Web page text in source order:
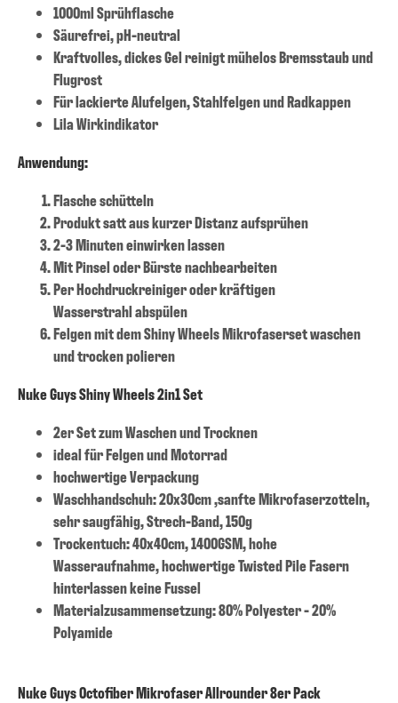
1000ml Sprühflasche
Säurefrei, pH-neutral
Kraftvolles, dickes Gel reinigt mühelos Bremsstaub und
Flugrost
Für lackierte Alufelgen, Stahlfelgen und Radkappen
Lila Wirkindikator
Anwendung:
Flasche schütteln
Produkt satt aus kurzer Distanz aufsprühen
2-3 Minuten einwirken lassen
Mit Pinsel oder Bürste nachbearbeiten
Per Hochdruckreiniger oder kräftigen
Wasserstrahl abspülen
Felgen mit dem Shiny Wheels Mikrofaserset waschen
und trocken polieren
Nuke Guys Shiny Wheels 2in1 Set
2er Set zum Waschen und Trocknen
ideal für Felgen und Motorrad
hochwertige Verpackung
Waschhandschuh: 20x30cm ,sanfte Mikrofaserzotteln,
sehr saugfähig, Strech-Band, 150g
Trockentuch: 40x40cm, 1400GSM, hohe
Wasseraufnahme, hochwertige Twisted Pile Fasern
hinterlassen keine Fussel
Materialzusammensetzung: 80% Polyester - 20%
Polyamide
Nuke Guys Octofiber Mikrofaser Allrounder 8er Pack